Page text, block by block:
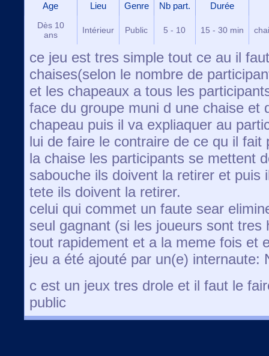
Age Lieu Genre Nb part. Durée
Dès 10
ans
Intérieur Public 5 - 10 15 - 30 min
ce jeu est tres simple tout ce au il
chaises(selon le nombre de
et les chapeaux a tous les
face du groupe muni d une chaise et
chapeau puis il va expliaquer au
lui de faire le contraire de ce qu il
la chaise les participants se mettent
sabouche ils doivent la retirer et puis
tete ils doivent la retirer.
celui qui commet un faute sear
seul gagnant (si les joueurs sont tres
tout rapidement et a la meme fois et
jeu a été ajouté par un(e) internaute:
c est un jeux tres drole et il faut le
public